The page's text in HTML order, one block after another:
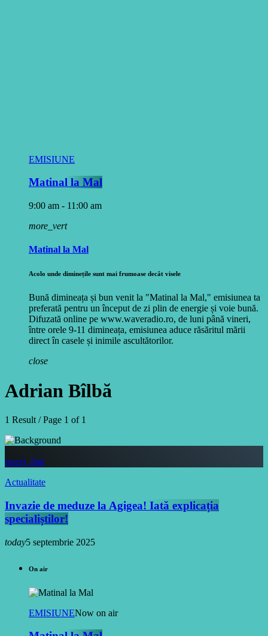
EMISIUNE
Matinal la Mal
9:00 am - 11:00 am
more_vert
Matinal la Mal
Acolo unde diminețile sunt mai frumoase decât visele
Bună dimineața și bun venit la "Matinal la Mal," emisiunea ta
preferată pentru un început de zi plin de energie și voie bună.
Difuzată online pe www.waveradio.ro, de luni până vineri,
între orele 9-11 dimineața, emisiunea aduce răsăritul mării
direct în casele și inimile ascultătorilor.
close
Adrian Bîlbă
1 Result / Page 1 of 1
insert_link
Actualitate
Invazie de meduze la Agigea! Iată explicația
specialiștilor!
today5 septembrie 2025
On air
EMISIUNENow on air